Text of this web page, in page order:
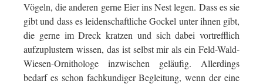
Vögeln, die anderen gerne Eier ins Nest legen. Dass es sie
gibt und dass es leidenschaftliche Gockel unter ihnen gibt,
die gerne im Dreck kratzen und sich dabei vortrefflich
aufzuplustern wissen, das ist selbst mir als ein Feld-Wald-
Wiesen-Ornithologe inzwischen geläufig. Allerdings
bedarf es schon fachkundiger Begleitung, wenn der eine